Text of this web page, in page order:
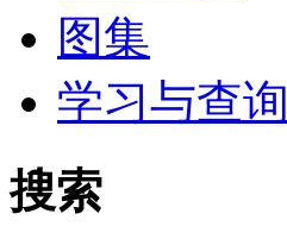
图集
学习与查询
搜索